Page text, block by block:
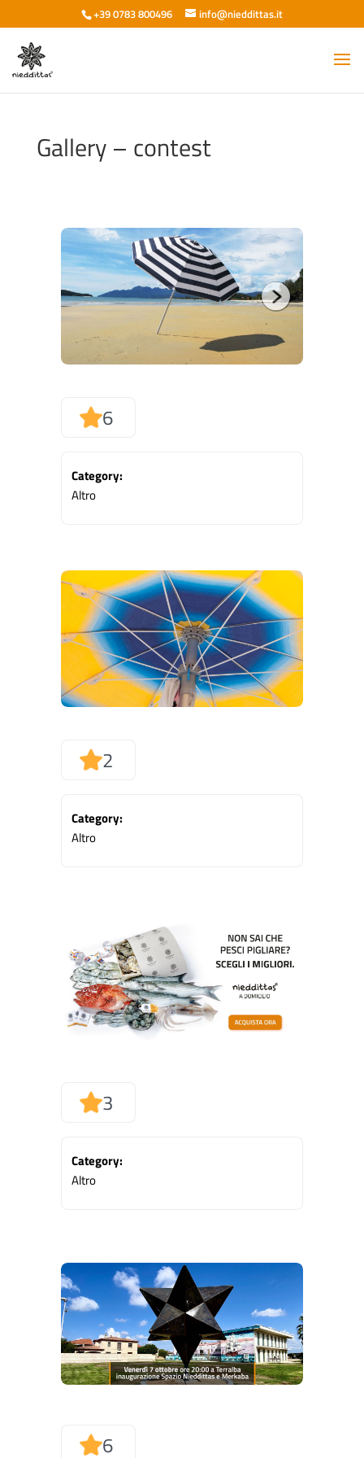
+39 0783 800496 info@nieddittas.it
Gallery – contest
6
Category:
Altro
2
Category:
Altro
3
Category:
Altro
6